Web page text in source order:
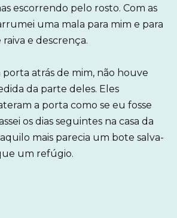
escorrendo pelo rosto. Com as
uma mala para mim e para
e descrença.
atrás de mim, não houve
da parte deles. Eles
a porta como se eu fosse
os dias seguintes na casa da
mais parecia um bote salva-
um refúgio.